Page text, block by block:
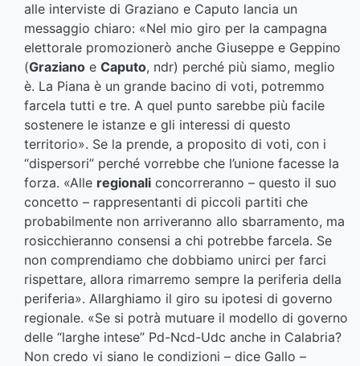
alle interviste di Graziano e Caputo lancia un
messaggio chiaro: «Nel mio giro per la campagna
elettorale promozionerò anche Giuseppe e Geppino
(Graziano e Caputo, ndr) perché più siamo, meglio
è. La Piana è un grande bacino di voti, potremmo
farcela tutti e tre. A quel punto sarebbe più facile
sostenere le istanze e gli interessi di questo
territorio». Se la prende, a proposito di voti, con i
“dispersori” perché vorrebbe che l’unione facesse la
forza. «Alle regionali concorreranno – questo il suo
concetto – rappresentanti di piccoli partiti che
probabilmente non arriveranno allo sbarramento, ma
rosicchieranno consensi a chi potrebbe farcela. Se
non comprendiamo che dobbiamo unirci per farci
rispettare, allora rimarremo sempre la periferia della
periferia». Allarghiamo il giro su ipotesi di governo
regionale. «Se si potrà mutuare il modello di governo
delle “larghe intese” Pd-Ncd-Udc anche in Calabria?
Non credo vi siano le condizioni – dice Gallo –